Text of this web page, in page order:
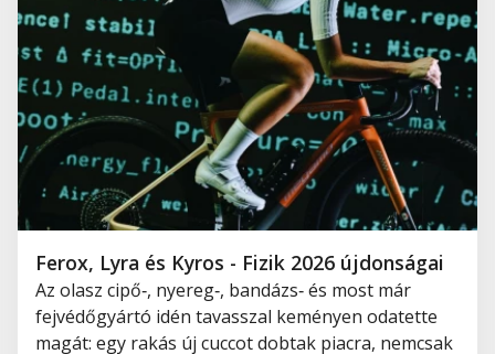
Ferox, Lyra és Kyros - Fizik 2026 újdonságai
Az olasz cipő‑, nyereg‑, bandázs‑ és most már
fejvédőgyártó idén tavasszal keményen odatette
magát: egy rakás új cuccot dobtak piacra, nemcsak